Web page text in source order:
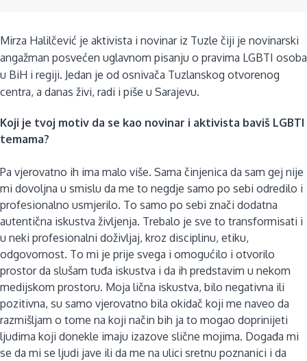
Mirza Halilčević je aktivista i novinar iz Tuzle čiji je novinarski
angažman posvećen uglavnom pisanju o pravima LGBTI osoba
u BiH i regiji. Jedan je od osnivača Tuzlanskog otvorenog
centra, a danas živi, radi i piše u Sarajevu.
Koji je tvoj motiv da se kao novinar i aktivista baviš LGBTI
temama?
Pa vjerovatno ih ima malo više. Sama činjenica da sam gej nije
mi dovoljna u smislu da me to negdje samo po sebi odredilo i
profesionalno usmjerilo. To samo po sebi znači dodatna
autentična iskustva življenja. Trebalo je sve to transformisati i
u neki profesionalni doživljaj, kroz disciplinu, etiku,
odgovornost. To mi je prije svega i omogućilo i otvorilo
prostor da slušam tuđa iskustva i da ih predstavim u nekom
medijskom prostoru. Moja lična iskustva, bilo negativna ili
pozitivna, su samo vjerovatno bila okidač koji me naveo da
razmišljam o tome na koji način bih ja to mogao doprinijeti
ljudima koji donekle imaju izazove slične mojima. Događa mi
se da mi se ljudi jave ili da me na ulici sretnu poznanici i da